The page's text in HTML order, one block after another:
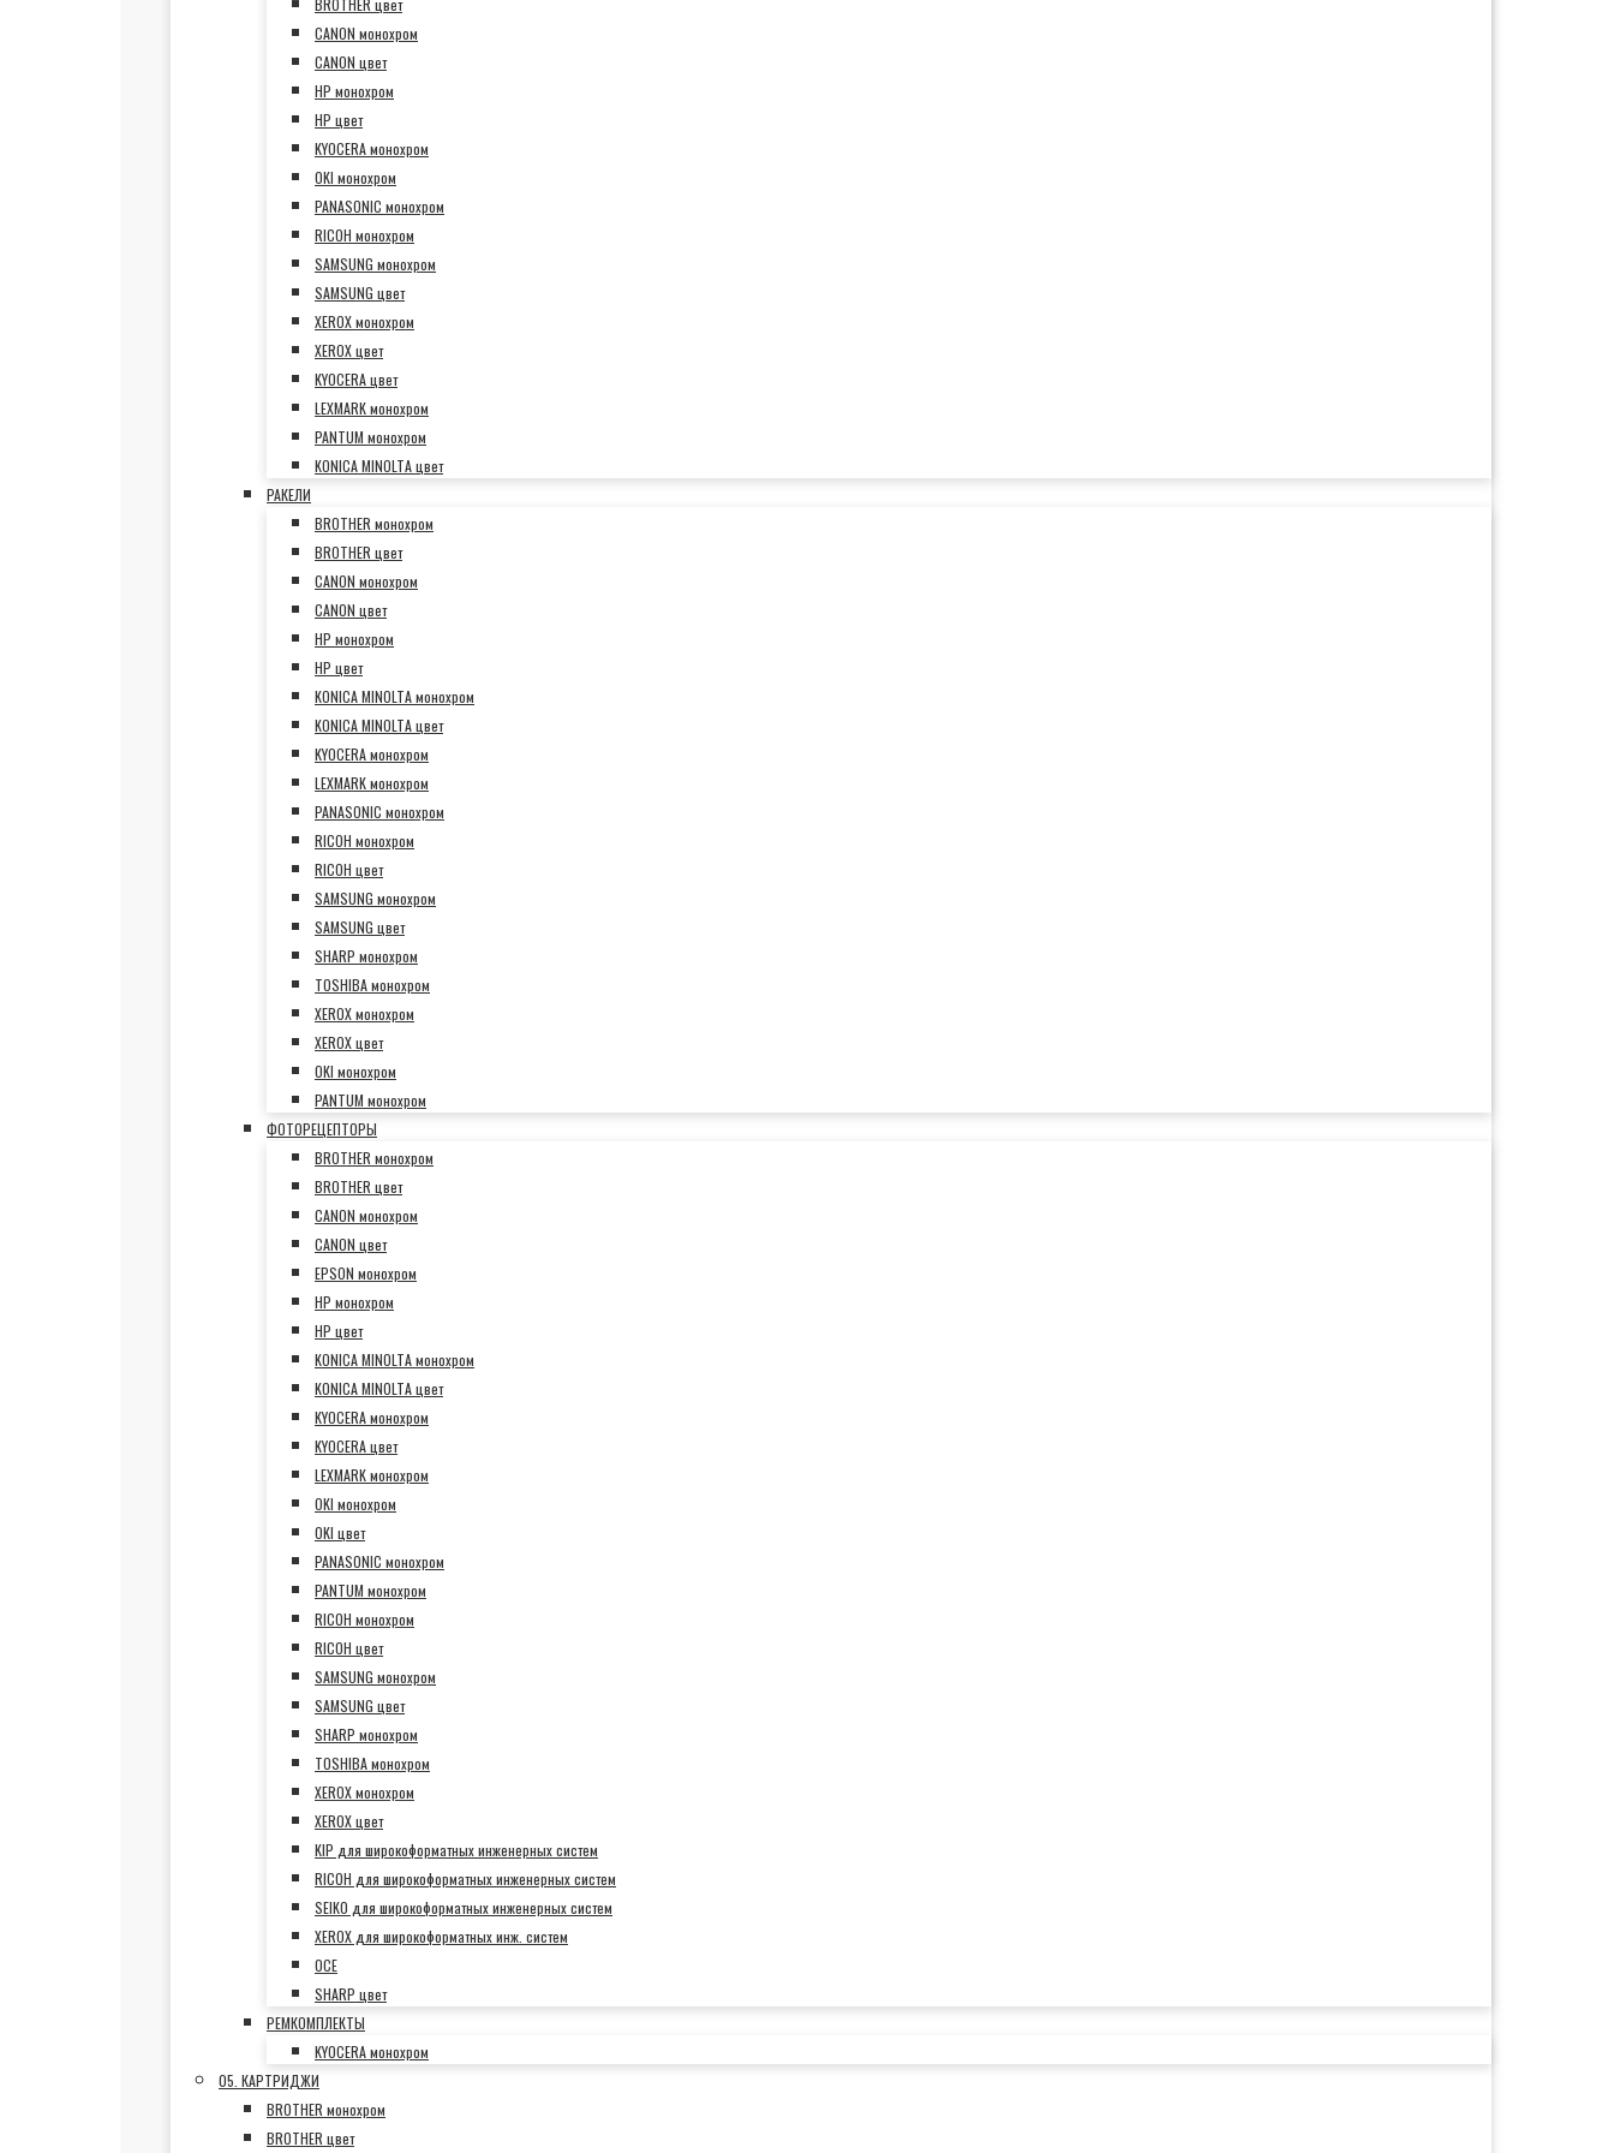
BROTHER цвет
CANON монохром
CANON цвет
HP монохром
HP цвет
KYOCERA монохром
OKI монохром
PANASONIC монохром
RICOH монохром
SAMSUNG монохром
SAMSUNG цвет
XEROX монохром
XEROX цвет
KYOCERA цвет
LEXMARK монохром
PANTUM монохром
KONICA MINOLTA цвет
РАКЕЛИ
BROTHER монохром
BROTHER цвет
CANON монохром
CANON цвет
HP монохром
HP цвет
KONICA MINOLTA монохром
KONICA MINOLTA цвет
KYOCERA монохром
LEXMARK монохром
PANASONIC монохром
RICOH монохром
RICOH цвет
SAMSUNG монохром
SAMSUNG цвет
SHARP монохром
TOSHIBA монохром
XEROX монохром
XEROX цвет
OKI монохром
PANTUM монохром
ФОТОРЕЦЕПТОРЫ
BROTHER монохром
BROTHER цвет
CANON монохром
CANON цвет
EPSON монохром
HP монохром
HP цвет
KONICA MINOLTA монохром
KONICA MINOLTA цвет
KYOCERA монохром
KYOCERA цвет
LEXMARK монохром
OKI монохром
OKI цвет
PANASONIC монохром
PANTUM монохром
RICOH монохром
RICOH цвет
SAMSUNG монохром
SAMSUNG цвет
SHARP монохром
TOSHIBA монохром
XEROX монохром
XEROX цвет
KIP для широкоформатных инженерных систем
RICOH для широкоформатных инженерных систем
SEIKO для широкоформатных инженерных систем
XEROX для широкоформатных инж. систем
OCE
SHARP цвет
РЕМКОМПЛЕКТЫ
KYOCERA монохром
05. КАРТРИДЖИ
BROTHER монохром
BROTHER цвет